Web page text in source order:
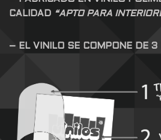
CALIDAD “APTO PARA
– EL VINILO SE COMPONE DE 3